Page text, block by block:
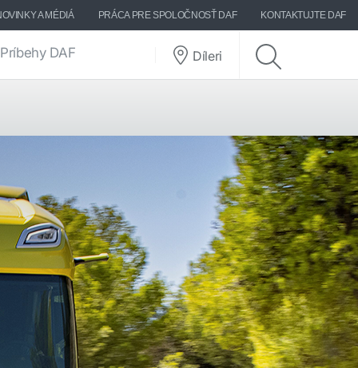
A MÉDIÁ PRÁCA PRE SPOLOČNOSŤ DAF KONTAKTUJTE DAF
Príbehy DAF Díleri